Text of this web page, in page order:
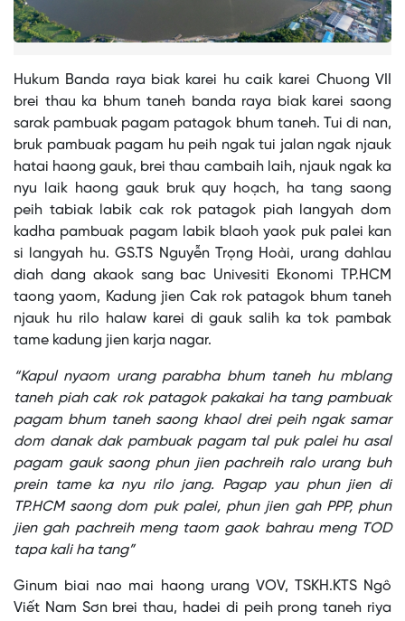
Hukum Banda raya biak karei hu caik karei Chuong VII
brei thau ka bhum taneh banda raya biak karei saong
sarak pambuak pagam patagok bhum taneh. Tui di nan,
bruk pambuak pagam hu peih ngak tui jalan ngak njauk
hatai haong gauk, brei thau cambaih laih, njauk ngak ka
nyu laik haong gauk bruk quy hoạch, ha tang saong
peih tabiak labik cak rok patagok piah langyah dom
kadha pambuak pagam labik blaoh yaok puk palei kan
si langyah hu. GS.TS Nguyễn Trọng Hoài, urang dahlau
diah dang akaok sang bac Univesiti Ekonomi TP.HCM
taong yaom, Kadung jien Cak rok patagok bhum taneh
njauk hu rilo halaw karei di gauk salih ka tok pambak
tame kadung jien karja nagar.
“Kapul nyaom urang parabha bhum taneh hu mblang
taneh piah cak rok patagok pakakai ha tang pambuak
pagam bhum taneh saong khaol drei peih ngak samar
dom danak dak pambuak pagam tal puk palei hu asal
pagam gauk saong phun jien pachreih ralo urang buh
prein tame ka nyu rilo jang. Pagap yau phun jien di
TP.HCM saong dom puk palei, phun jien gah PPP, phun
jien gah pachreih meng taom gaok bahrau meng TOD
tapa kali ha tang”
Ginum biai nao mai haong urang VOV, TSKH.KTS Ngô
Viết Nam Sơn brei thau, hadei di peih prong taneh riya